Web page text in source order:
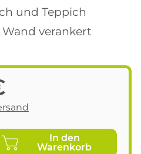
und Teppich
verankert
In den
Warenkorb